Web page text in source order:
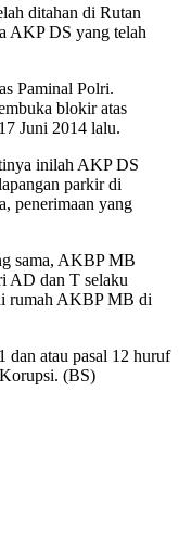
ditahan di Rutan
AKP DS yang telah
Paminal Polri.
blokir atas
Juni 2014 lalu.
inilah AKP DS
parkir di
penerimaan yang
sama, AKBP MB
AD dan T selaku
rumah AKBP MB di
dan atau pasal 12 huruf
(BS)